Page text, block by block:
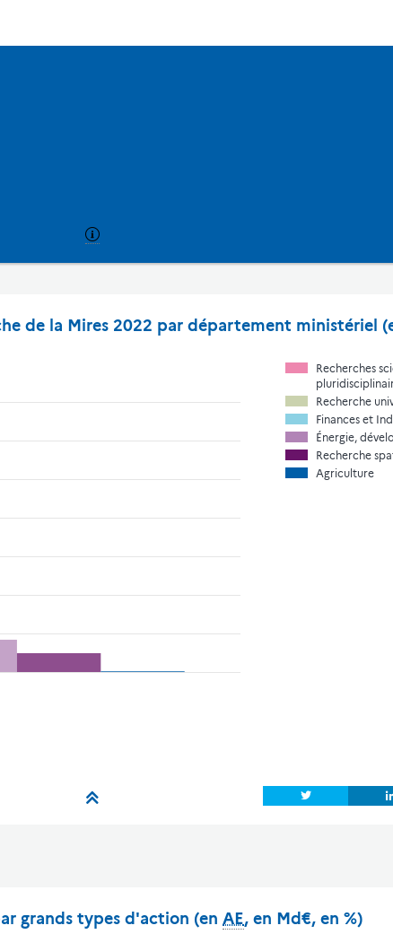
de la Mires 2022 par département ministériel
Recherches
Recherche
Finances et
Énergie,
Recherche
Agriculture
grands types d'action (en AE, en Md€, en %)